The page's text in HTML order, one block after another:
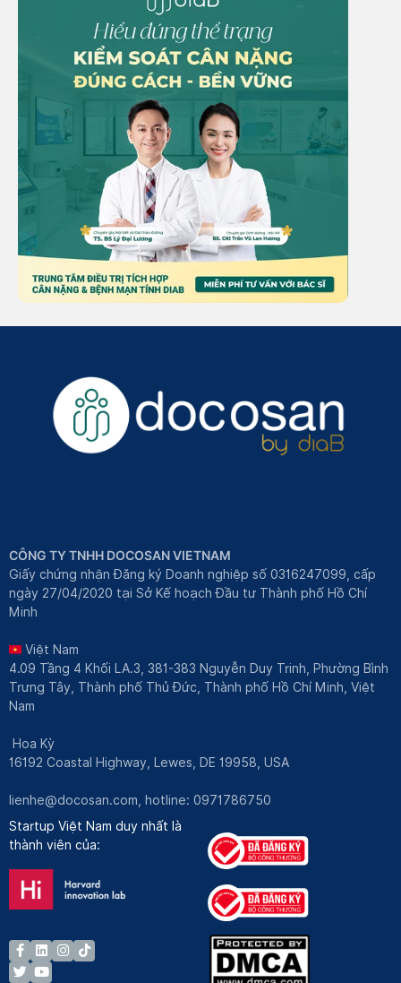
CÔNG TY TNHH DOCOSAN VIETNAM
Giấy chứng nhận Đăng ký Doanh nghiệp số 0316247099, cấp
ngày 27/04/2020 tại Sở Kế hoạch Đầu tư Thành phố Hồ Chí
Minh
Việt Nam
4.09 Tầng 4 Khối LA.3, 381-383 Nguyễn Duy Trinh, Phường Bình
Trưng Tây, Thành phố Thủ Đức, Thành phố Hồ Chí Minh, Việt
Nam
Hoa Kỳ
16192 Coastal Highway, Lewes, DE 19958, USA
lienhe@docosan.com , hotline: 0971786750
Startup Việt Nam duy nhất là
thành viên của: